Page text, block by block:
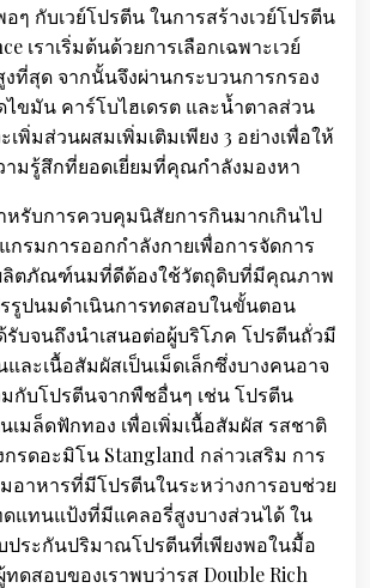
ๆ กับเวย์โปรตีน ในการสร้างเวย์โปรตีน
เราเริ่มต้นด้วยการเลือกเฉพาะเวย์
ที่สุด จากนั้นจึงผ่านกระบวนการกรอง
ไขมัน คาร์โบไฮเดรต และน้ำตาลส่วน
เพิ่มส่วนผสมเพิ่มเติมเพียง 3 อย่างเพื่อให้
มรู้สึกที่ยอดเยี่ยมที่คุณกำลังมองหา
หรับการควบคุมนิสัยการกินมากเกินไป
กรมการออกกำลังกายเพื่อการจัดการ
ลิตภัณฑ์นมที่ดีต้องใช้วัตถุดิบที่มีคุณภาพ
รรูปนมดำเนินการทดสอบในขั้นตอน
รับจนถึงนำเสนอต่อผู้บริโภค โปรตีนถั่วมี
ละเนื้อสัมผัสเป็นเม็ดเล็กซึ่งบางคนอาจ
กับโปรตีนจากพืชอื่นๆ เช่น โปรตีน
มล็ดฟักทอง เพื่อเพิ่มเนื้อสัมผัส รสชาติ
รดอะมิโน Stangland กล่าวเสริม การ
อาหารที่มีโปรตีนในระหว่างการอบช่วย
แทนแป้งที่มีแคลอรี่สูงบางส่วนได้ ใน
ประกันปริมาณโปรตีนที่เพียงพอในมื้อ
ดสอบของเราพบว่ารส Double Rich